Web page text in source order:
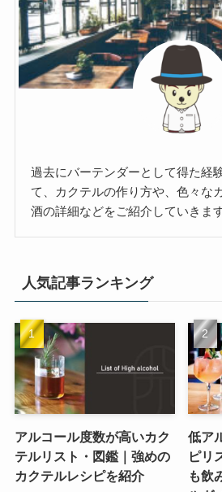
過去にバーテンダーとして得た経
て、カクテルの作り方や、色々な
酒の詳細などをご紹介していきます
人気記事ランキング
アルコール度数が高いカク
テルリスト・図鑑｜強めの
カクテルレシピを紹介
低ア
ピリ
も飲